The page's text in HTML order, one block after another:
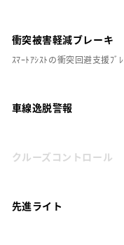
衝突被害軽減ブレーキ
ｽﾏｰﾄｱｼｽﾄの衝突回避支援ﾌﾞ
車線逸脱警報
クルーズコントロール
先進ライト